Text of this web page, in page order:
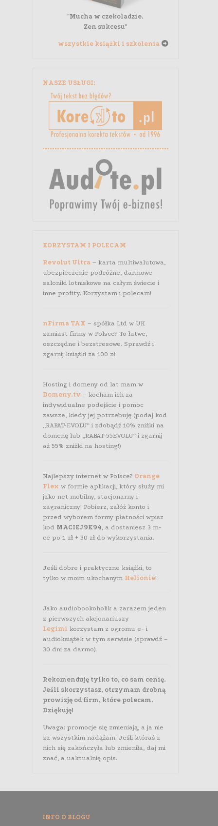
"Mucha w czekoladzie.
Zen sukcesu"
wszystkie książki i szkolenia
NASZE USŁUGI:
KORZYSTAM I POLECAM
Revolut Ultra– karta multiwalutowa,
ubezpieczenie podróżne, darmowe
saloniki lotniskowe na całym świecie i
inne profity. Korzystam i polecam!
nFirma TAX – spółka Ltd w UK
zamiast firmy w Polsce? To łatwe,
oszczędne i bezstresowe. Sprawdź i
zgarnij książki za 100 zł.
Hosting i domeny od lat mam w
Domeny.tv – kocham ich za
indywidualne podejście i pomoc
zawsze, kiedy jej potrzebuję (podaj kod
„RABAT-EVOLU” i zdobądź 10% zniżki na
domenę lub „RABAT-55EVOLU” i zgarnij
aż 55% zniżki na hosting!)
Najlepszy internet w Polsce? Orange
Flex w formie aplikacji, który służy mi
jako net mobilny, stacjonarny i
zagraniczny! Pobierz, załóż konto i
przed wyborem formy płatności wpisz
kod MACIEJ9K94, a dostaniesz 3 m-
ce po 1 zł + 30 zł do wykorzystania.
Jeśli dobre i praktyczne książki, to
tylko w moim ukochanym Helionie!
Jako audiobookoholik a zarazem jeden
z pierwszych akcjonariuszy
Legimi korzystam z ogromu e- i
audioksiążek w tym serwisie (sprawdź –
30 dni za darmo).
Rekomenduję tylko to, co sam cenię.
Jeśli skorzystasz, otrzymam drobną
prowizję od firm, które polecam.
Dziękuję!
Uwaga: promocje się zmieniają, a ja nie
za wszystkim nadążam. Jeśli któraś z
nich się zakończyła lub zmieniła, daj mi
znać, a uaktualnię opis.
INFO O BLOGU